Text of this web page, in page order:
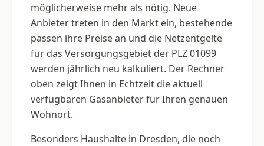
möglicherweise mehr als nötig. Neue
Anbieter treten in den Markt ein, bestehende
passen ihre Preise an und die Netzentgelte
für das Versorgungsgebiet der PLZ 01099
werden jährlich neu kalkuliert. Der Rechner
oben zeigt Ihnen in Echtzeit die aktuell
verfügbaren Gasanbieter für Ihren genauen
Wohnort.
Besonders Haushalte in Dresden, die noch